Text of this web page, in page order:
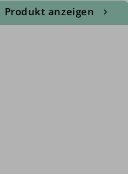
Produkt anzeigen